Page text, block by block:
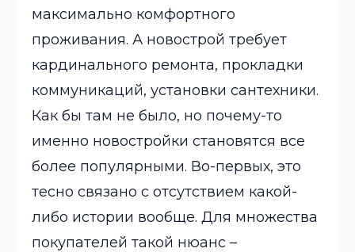
максимально комфортного
проживания. А новострой требует
кардинального ремонта, прокладки
коммуникаций, установки сантехники.
Как бы там не было, но почему-то
именно новостройки становятся все
более популярными. Во-первых, это
тесно связано с отсутствием какой-
либо истории вообще. Для множества
покупателей такой нюанс –